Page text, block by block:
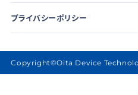
プライバシーポリシー
Copyright©Oita Device